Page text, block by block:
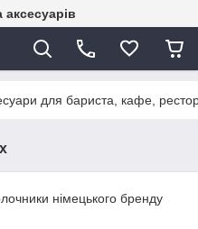
аксесуарів
для бариста, кафе,
німецького бренду